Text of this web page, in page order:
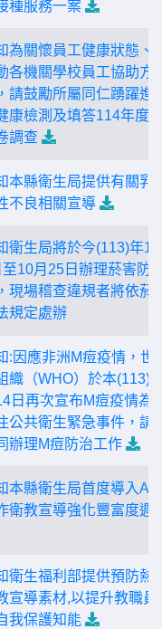
種服務一案
為關懷員工健康狀態、
各機關學校員工協助方
請鼓勵所屬同仁踴躍進
康檢測及填答114年度
調查
本縣衛生局提供有關乳
不良相關宣導
衛生局將於今(113)年
至10月25日辦理菸害防
現場稽查違規者將依菸
規定處辦
:因應非洲M痘疫情，世
織（WHO）於本(113)
日再次宣布M痘疫情為
公共衛生緊急事件，請
辦理M痘防治工作
本縣衛生局首度導入AI
衛教宣導強化豐富度週
衛生福利部提供預防熱
宣導素材,以提升教職員
我保護知能